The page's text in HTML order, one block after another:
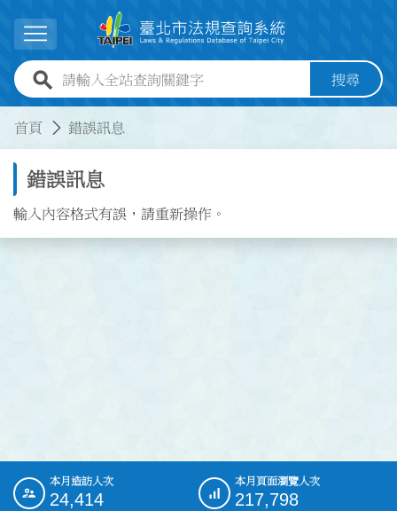
展開選單
全站查詢關鍵字欄位 搜尋
首頁 錯誤訊息
錯誤訊息
輸入內容格式有誤，請重新操作。
::: 本月造訪人次
24,414
本月頁面瀏覽人次
217,798